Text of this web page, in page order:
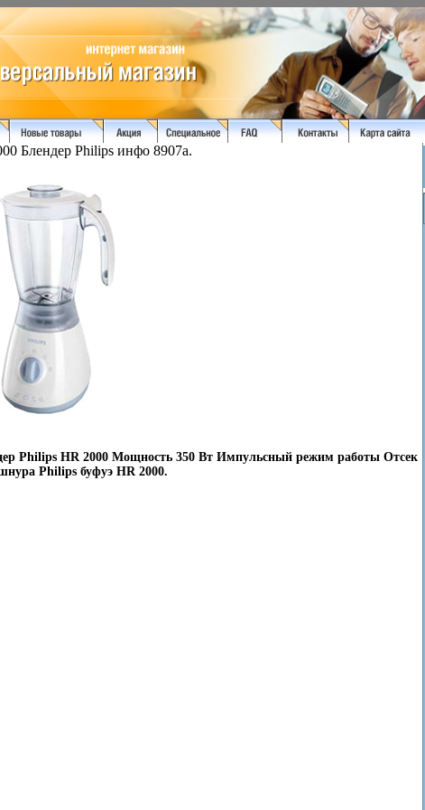
Блендер Philips инфо 8907a.
Philips HR 2000 Мощность 350 Вт Импульсный режим работы Отсек
Philips буфуэ HR 2000.